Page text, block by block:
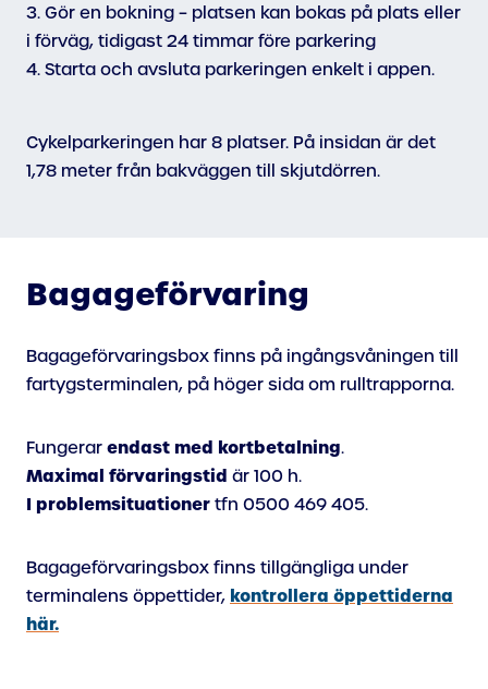
3. Gör en bokning – platsen kan bokas på plats eller
i förväg, tidigast 24 timmar före parkering
4. Starta och avsluta parkeringen enkelt i appen.
Cykelparkeringen har 8 platser. På insidan är det
1,78 meter från bakväggen till skjutdörren.
Bagageförvaring
Bagageförvaringsbox finns på ingångsvåningen till
fartygsterminalen, på höger sida om rulltrapporna.
Fungerar endast med kortbetalning.
Maximal förvaringstid är 100 h.
I problemsituationer tfn 0500 469 405.
Bagageförvaringsbox finns tillgängliga under
terminalens öppettider, kontrollera öppettiderna
här.